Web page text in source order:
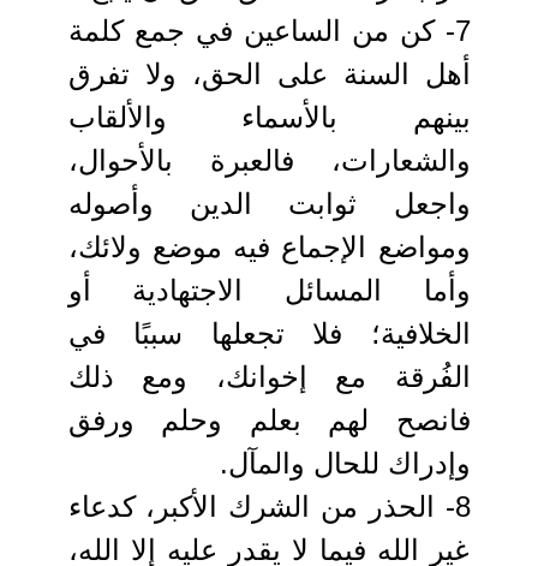
7- كن من الساعين في جمع كلمة
أهل السنة على الحق، ولا تفرق
بينهم بالأسماء والألقاب
والشعارات، فالعبرة بالأحوال،
واجعل ثوابت الدين وأصوله
ومواضع الإجماع فيه موضع ولائك،
وأما المسائل الاجتهادية أو
الخلافية؛ فلا تجعلها سببًا في
الفُرقة مع إخوانك، ومع ذلك
فانصح لهم بعلم وحلم ورفق
وإدراك للحال والمآل.
8- الحذر من الشرك الأكبر، كدعاء
غير الله فيما لا يقدر عليه إلا الله،